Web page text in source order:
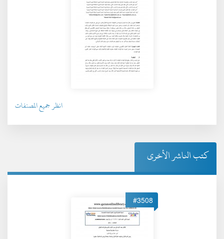
انظر جميع المصنفات
كتب الناشر الأخرى
#3508